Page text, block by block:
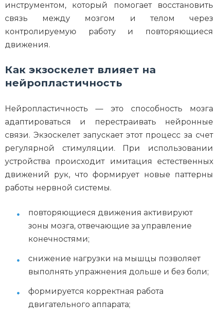
инструментом, который помогает восстановить
связь между мозгом и телом через
контролируемую работу и повторяющиеся
движения.
Как экзоскелет влияет на
нейропластичность
Нейропластичность — это способность мозга
адаптироваться и перестраивать нейронные
связи. Экзоскелет запускает этот процесс за счет
регулярной стимуляции. При использовании
устройства происходит имитация естественных
движений рук, что формирует новые паттерны
работы нервной системы.
повторяющиеся движения активируют
зоны мозга, отвечающие за управление
конечностями;
снижение нагрузки на мышцы позволяет
выполнять упражнения дольше и без боли;
формируется корректная работа
двигательного аппарата;